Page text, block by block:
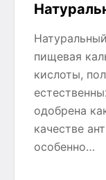
пищевая
кислоты,
одобрена
качестве
особенно…